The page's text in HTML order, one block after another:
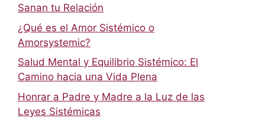
Sanan tu Relación
¿Qué es el Amor Sistémico o
Amorsystemic?
Salud Mental y Equilibrio Sistémico: El
Camino hacia una Vida Plena
Honrar a Padre y Madre a la Luz de las
Leyes Sistémicas